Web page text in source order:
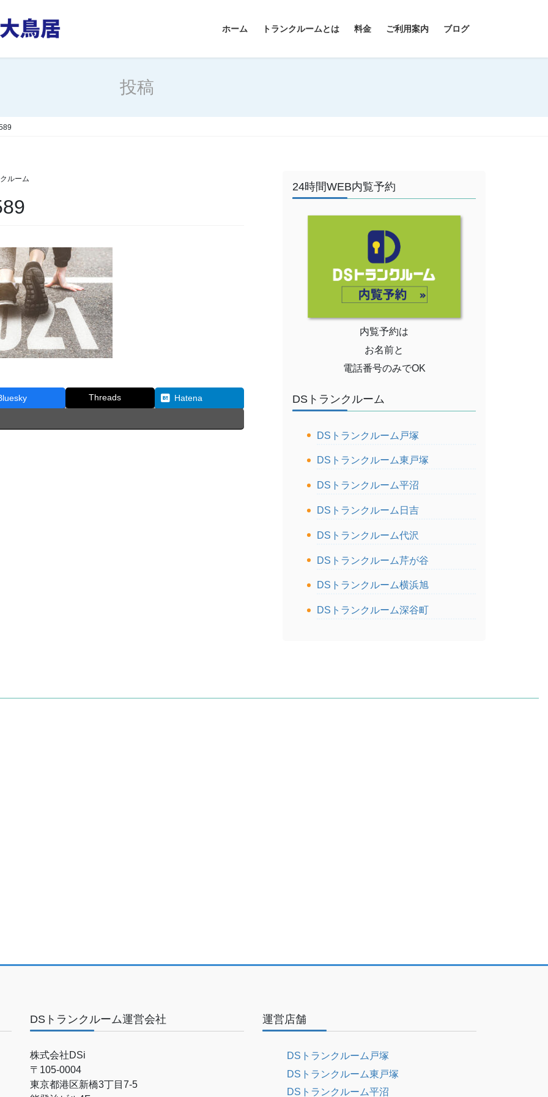
ホーム トランクルームとは 料金 ご利用案内 ブログ
投稿
ルーム
Threads Hatena
24時間WEB内覧予約
内覧予約は
お名前と
電話番号のみでOK
DSトランクルーム
DSトランクルーム戸塚
DSトランクルーム東戸塚
DSトランクルーム平沼
DSトランクルーム日吉
DSトランクルーム代沢
DSトランクルーム芹が谷
DSトランクルーム横浜旭
DSトランクルーム深谷町
DSトランクルーム運営会社
株式会社DSi
〒105-0004
東京都港区新橋3丁目7-5
運営店舗
DSトランクルーム戸塚
DSトランクルーム東戸塚
DSトランクルーム平沼